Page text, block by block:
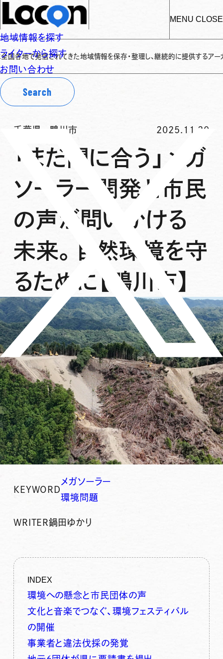
MENU CLOSE
地域情報を探す
ライターから探す
お問い合わせ
Search
信されてきた地域情報を保存・整理し、継続的に提供するアーカイブサイト
千葉県 鴨川市 2025.11.20
「まだ間に合う」メガ
ソーラー開発と市民
の声が問いかける
未来。自然環境を守
るために【鴨川市】
KEYWORD
メガソーラー
環境問題
WRITER鍋田ゆかり
INDEX
環境への懸念と市民団体の声
文化と音楽でつなぐ、環境フェスティバル
の開催
事業者と違法伐採の発覚